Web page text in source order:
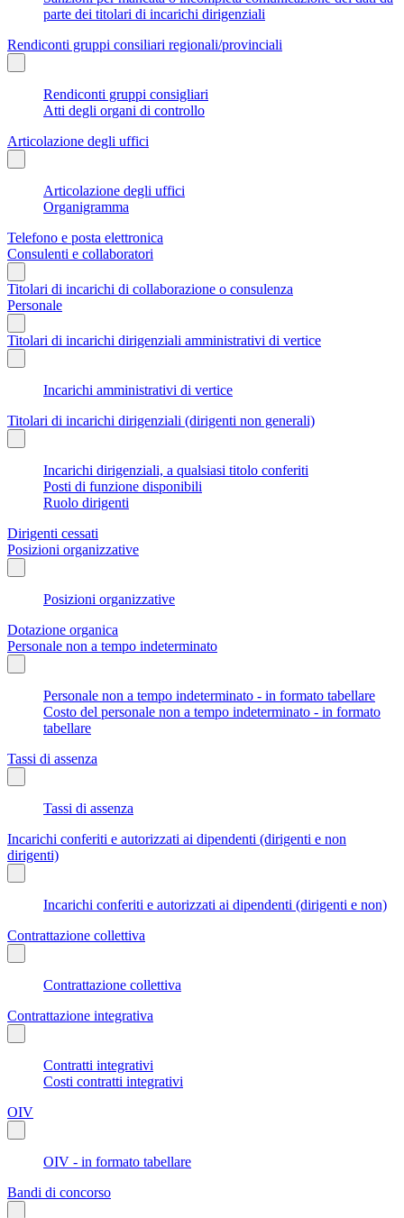
parte dei titolari di incarichi dirigenziali
Rendiconti gruppi consiliari regionali/provinciali
Rendiconti gruppi consigliari
Atti degli organi di controllo
Articolazione degli uffici
Articolazione degli uffici
Organigramma
Telefono e posta elettronica
Consulenti e collaboratori
Titolari di incarichi di collaborazione o consulenza
Personale
Titolari di incarichi dirigenziali amministrativi di vertice
Incarichi amministrativi di vertice
Titolari di incarichi dirigenziali (dirigenti non generali)
Incarichi dirigenziali, a qualsiasi titolo conferiti
Posti di funzione disponibili
Ruolo dirigenti
Dirigenti cessati
Posizioni organizzative
Posizioni organizzative
Dotazione organica
Personale non a tempo indeterminato
Personale non a tempo indeterminato - in formato tabellare
Costo del personale non a tempo indeterminato - in formato
tabellare
Tassi di assenza
Tassi di assenza
Incarichi conferiti e autorizzati ai dipendenti (dirigenti e non
dirigenti)
Incarichi conferiti e autorizzati ai dipendenti (dirigenti e non)
Contrattazione collettiva
Contrattazione collettiva
Contrattazione integrativa
Contratti integrativi
Costi contratti integrativi
OIV
OIV - in formato tabellare
Bandi di concorso